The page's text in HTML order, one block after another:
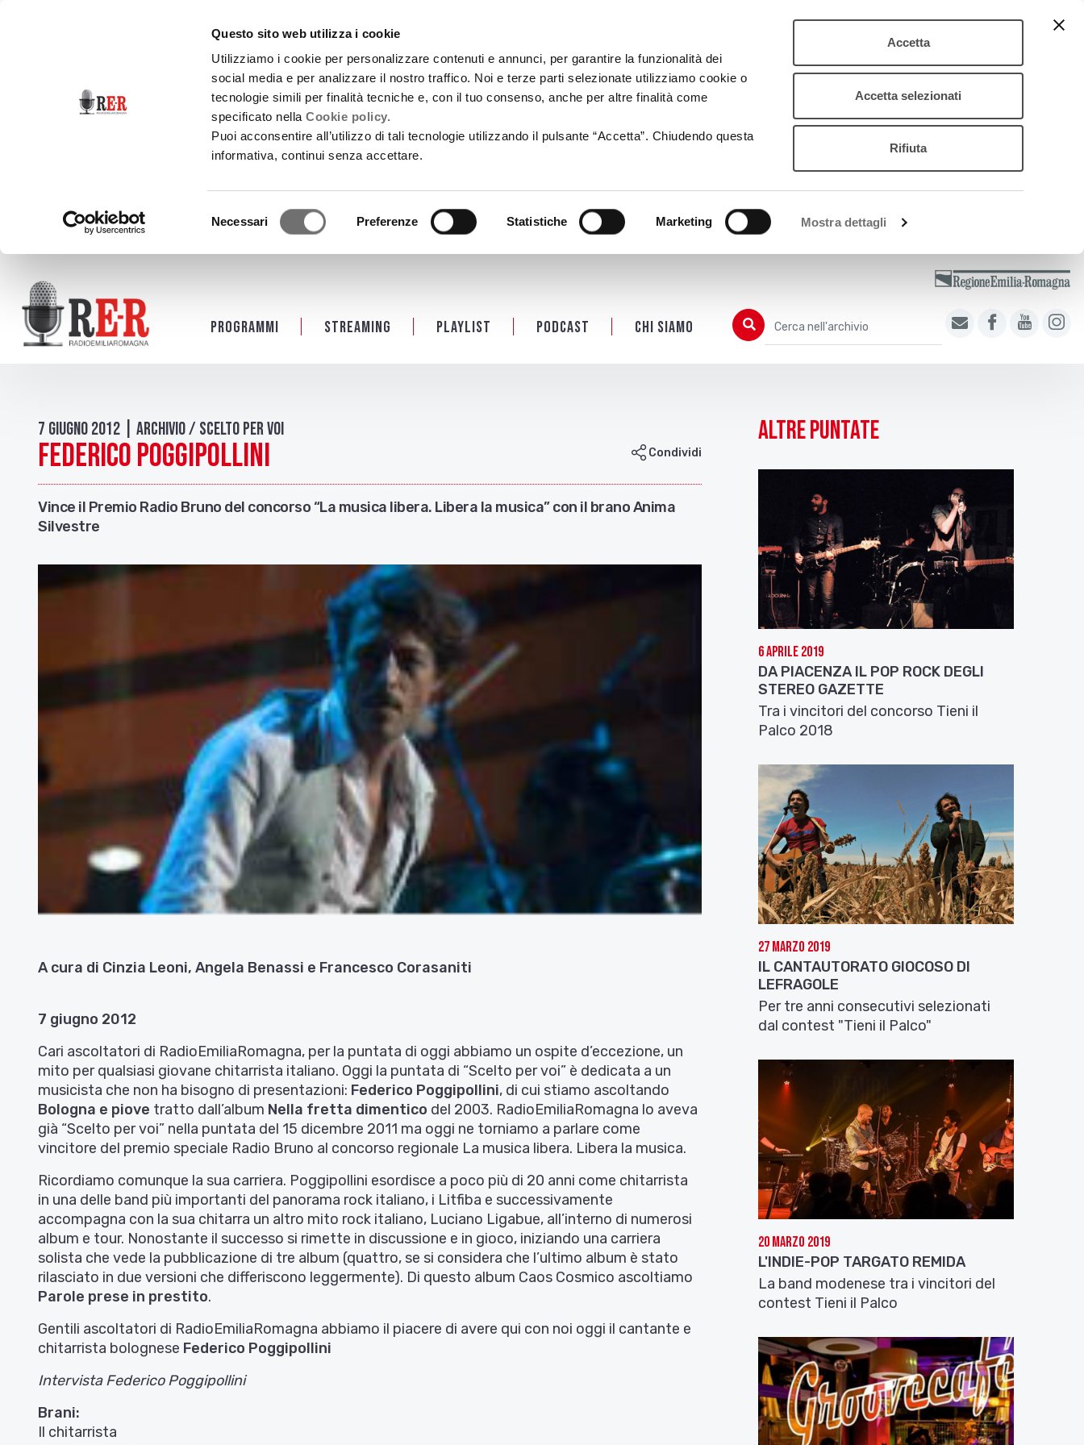
Questo sito web utilizza i cookie
Utilizziamo i cookie per personalizzare contenuti e annunci, per garantire la funzionalità dei
social media e per analizzare il nostro traffico. Noi e terze parti selezionate utilizziamo cookie o
tecnologie simili per finalità tecniche e, con il tuo consenso, anche per altre finalità come
specificato nellaCookie policy.
Puoi acconsentire all’utilizzo di tali tecnologie utilizzando il pulsante “Accetta”. Chiudendo questa
informativa, continui senza accettare.
Necessari Preferenze Statistiche Marketing Mostra dettagli
Accetta
Accetta selezionati
Rifiuta
Programmi Streaming Playlist PODCAST Chi siamo Cerca
Cerca nell'archivio
7 Giugno 2012 | Archivio / Scelto per voi
Federico Poggipollini Condividi
Vince il Premio Radio Bruno del concorso “La musica libera. Libera la musica” con il brano Anima
Silvestre
A cura di Cinzia Leoni, Angela Benassi e Francesco Corasaniti
7 giugno 2012
Cari ascoltatori di RadioEmiliaRomagna, per la puntata di oggi abbiamo un ospite d’eccezione, un
mito per qualsiasi giovane chitarrista italiano. Oggi la puntata di “Scelto per voi” è dedicata a un
musicista che non ha bisogno di presentazioni: Federico Poggipollini, di cui stiamo ascoltando
Bologna e piove tratto dall’album Nella fretta dimentico del 2003. RadioEmiliaRomagna lo aveva
già “Scelto per voi” nella puntata del 15 dicembre 2011 ma oggi ne torniamo a parlare come
vincitore del premio speciale Radio Bruno al concorso regionale La musica libera. Libera la musica.
Ricordiamo comunque la sua carriera. Poggipollini esordisce a poco più di 20 anni come chitarrista
in una delle band più importanti del panorama rock italiano, i Litfiba e successivamente
accompagna con la sua chitarra un altro mito rock italiano, Luciano Ligabue, all’interno di numerosi
album e tour. Nonostante il successo si rimette in discussione e in gioco, iniziando una carriera
solista che vede la pubblicazione di tre album (quattro, se si considera che l’ultimo album è stato
rilasciato in due versioni che differiscono leggermente). Di questo album Caos Cosmico ascoltiamo
Parole prese in prestito.
Gentili ascoltatori di RadioEmiliaRomagna abbiamo il piacere di avere qui con noi oggi il cantante e
chitarrista bolognese Federico Poggipollini
Intervista Federico Poggipollini
Brani:
Il chitarrista
Altre puntate
6 Aprile 2019
DA PIACENZA IL POP ROCK DEGLI
STEREO GAZETTE
Tra i vincitori del concorso Tieni il
Palco 2018
27 Marzo 2019
IL CANTAUTORATO GIOCOSO DI
LEFRAGOLE
Per tre anni consecutivi selezionati
dal contest "Tieni il Palco"
20 Marzo 2019
L'INDIE-POP TARGATO REMIDA
La band modenese tra i vincitori del
contest Tieni il Palco